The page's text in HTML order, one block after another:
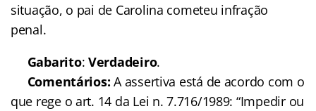
situação, o pai de Carolina cometeu infração
penal.
Gabarito: Verdadeiro.
Comentários: A assertiva está de acordo com o
que rege o art. 14 da Lei n. 7.716/1989: “Impedir ou